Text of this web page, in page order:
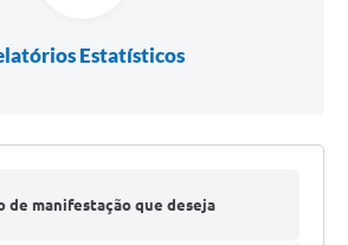
Estatísticos
de manifestação que deseja